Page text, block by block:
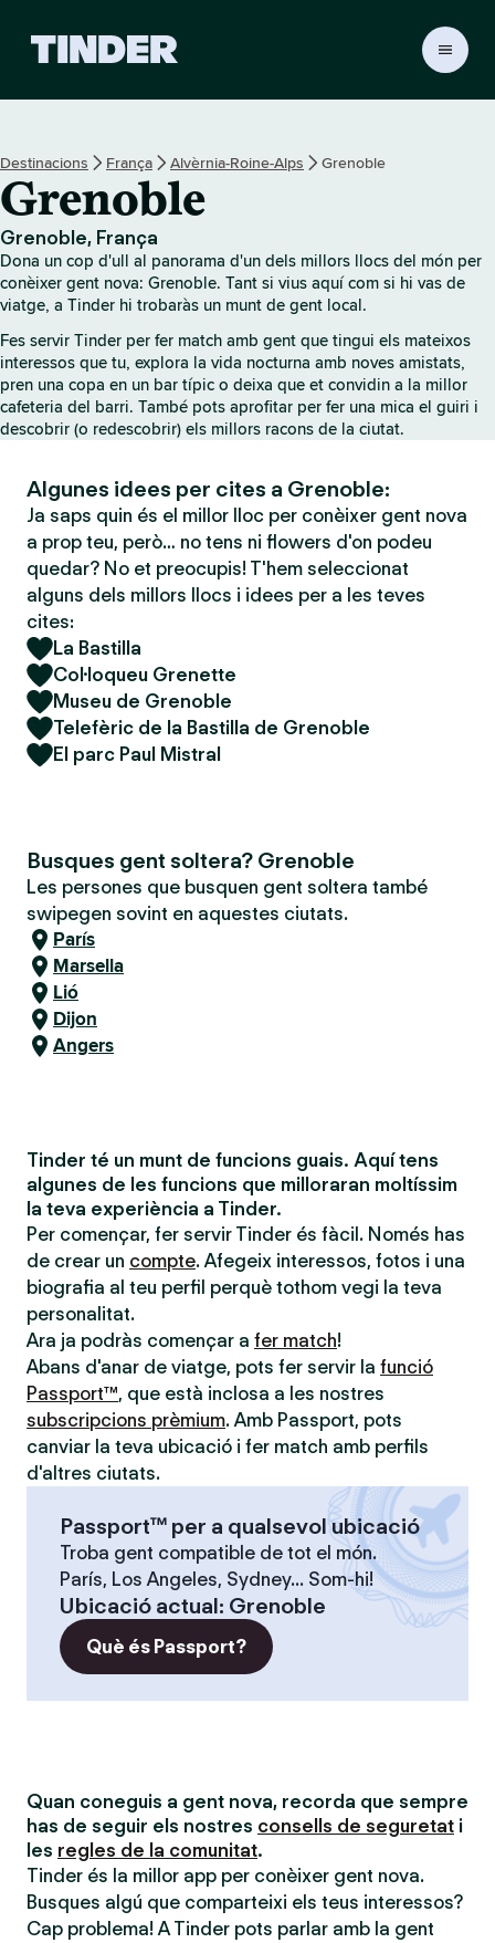
r
n
c
i
Destinacions França Alvèrnia-Roine-Alps Grenoble
Grenoble
Grenoble, França
Dona un cop d'ull al panorama d'un dels millors llocs del món per
conèixer gent nova: Grenoble. Tant si vius aquí com si hi vas de
viatge, a Tinder hi trobaràs un munt de gent local.
Fes servir Tinder per fer match amb gent que tingui els mateixos
interessos que tu, explora la vida nocturna amb noves amistats,
pren una copa en un bar típic o deixa que et convidin a la millor
cafeteria del barri. També pots aprofitar per fer una mica el guiri i
descobrir (o redescobrir) els millors racons de la ciutat.
Algunes idees per cites a Grenoble:
Ja saps quin és el millor lloc per conèixer gent nova
a prop teu, però… no tens ni flowers d'on podeu
quedar? No et preocupis! T'hem seleccionat
alguns dels millors llocs i idees per a les teves
cites:
La Bastilla
Col·loqueu Grenette
Museu de Grenoble
Telefèric de la Bastilla de Grenoble
El parc Paul Mistral
Busques gent soltera? Grenoble
Les persones que busquen gent soltera també
swipegen sovint en aquestes ciutats.
París
Marsella
Lió
Dijon
Angers
Tinder té un munt de funcions guais. Aquí tens
algunes de les funcions que milloraran moltíssim
la teva experiència a Tinder.
Per començar, fer servir Tinder és fàcil. Només has
de crear un compte. Afegeix interessos, fotos i una
biografia al teu perfil perquè tothom vegi la teva
personalitat.
Ara ja podràs començar a fer match!
Abans d'anar de viatge, pots fer servir la funció
Passport™, que està inclosa a les nostres
subscripcions prèmium. Amb Passport, pots
canviar la teva ubicació i fer match amb perfils
d'altres ciutats.
Passport™ per a qualsevol ubicació
Troba gent compatible de tot el món.
París, Los Angeles, Sydney... Som-hi!
Ubicació actual: Grenoble
Què és Passport?
Quan coneguis a gent nova, recorda que sempre
has de seguir els nostres consells de seguretat i
les regles de la comunitat.
Tinder és la millor app per conèixer gent nova.
Busques algú que comparteixi els teus interessos?
Cap problema! A Tinder pots parlar amb la gent